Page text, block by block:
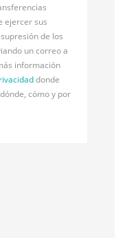
ejercer sus
de los
un correo a
información
donde
cómo y por